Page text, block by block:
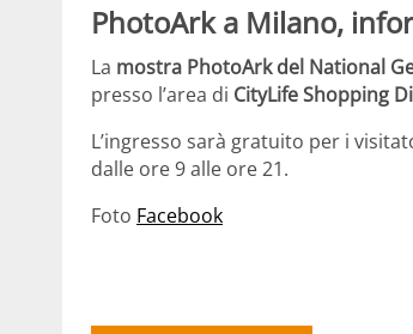
PhotoArk a Milano,
La mostra PhotoArk del National
presso l’area di CityLife Shopping
L’ingresso sarà gratuito per i
dalle ore 9 alle ore 21.
Foto Facebook